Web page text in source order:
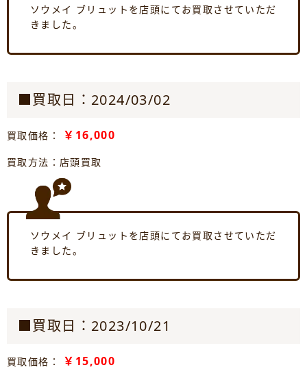
ソウメイ ブリュットを店頭にてお買取させていただ
きました。
■買取日：2024/03/02
買取価格： ￥16,000
買取方法：店頭買取
ソウメイ ブリュットを店頭にてお買取させていただ
きました。
■買取日：2023/10/21
買取価格： ￥15,000